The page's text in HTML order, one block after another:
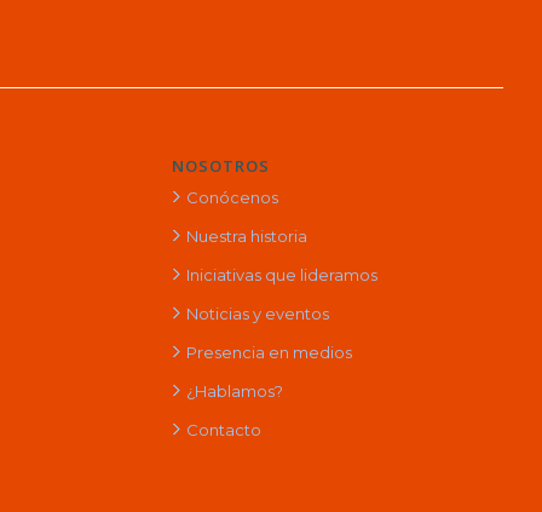
NOSOTROS
Conócenos
Nuestra historia
Iniciativas que lideramos
Noticias y eventos
Presencia en medios
¿Hablamos?
Contacto